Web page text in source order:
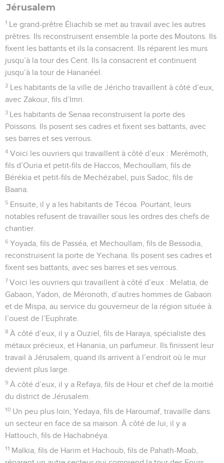
Jérusalem
1 Le grand-prêtre Éliachib se met au travail avec les autres
prêtres. Ils reconstruisent ensemble la porte des Moutons. Ils
fixent les battants et ils la consacrent. Ils réparent les murs
jusqu’à la tour des Cent. Ils la consacrent et continuent
jusqu’à la tour de Hananéel.
2 Les habitants de la ville de Jéricho travaillent à côté d’eux,
avec Zakour, fils d’Imri.
3 Les habitants de Senaa reconstruisent la porte des
Poissons. Ils posent ses cadres et fixent ses battants, avec
ses barres et ses verrous.
4 Voici les ouvriers qui travaillent à côté d’eux : Merémoth,
fils d’Ouria et petit-fils de Haccos, Mechoullam, fils de
Bérékia et petit-fils de Mechézabel, puis Sadoc, fils de
Baana.
5 Ensuite, il y a les habitants de Técoa. Pourtant, leurs
notables refusent de travailler sous les ordres des chefs de
chantier.
6 Yoyada, fils de Passéa, et Mechoullam, fils de Bessodia,
reconstruisent la porte de Yechana. Ils posent ses cadres et
fixent ses battants, avec ses barres et ses verrous.
7 Voici les ouvriers qui travaillent à côté d’eux : Melatia, de
Gabaon, Yadon, de Méronoth, d’autres hommes de Gabaon
et de Mispa, au service du gouverneur de la région située à
l’ouest de l’Euphrate.
8 À côté d’eux, il y a Ouziel, fils de Haraya, spécialiste des
métaux précieux, et Hanania, un parfumeur. Ils finissent leur
travail à Jérusalem, quand ils arrivent à l’endroit où le mur
devient plus large.
9 À côté d’eux, il y a Refaya, fils de Hour et chef de la moitié
du district de Jérusalem.
10 Un peu plus loin, Yedaya, fils de Haroumaf, travaille dans
un secteur en face de sa maison. À côté de lui, il y a
Hattouch, fils de Hachabnéya.
11 Malkia, fils de Harim et Hachoub, fils de Pahath-Moab,